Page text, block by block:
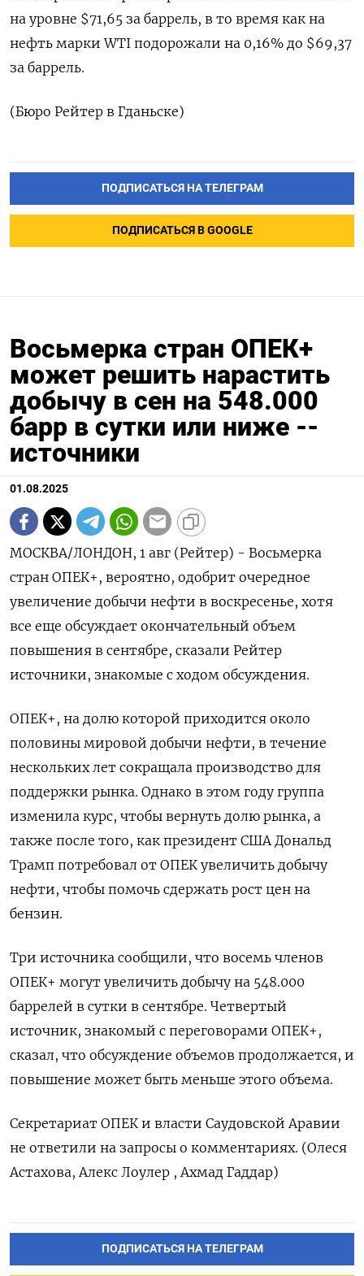
на уровне $71,65 за баррель, в то время как на
нефть марки WTI подорожали на 0,16% до $69,37
за баррель.
(Бюро Рейтер в Гданьске)
ПОДПИСАТЬСЯ НА ТЕЛЕГРАМ
ПОДПИСАТЬСЯ В GOOGLE
Восьмерка стран ОПЕК+
может решить нарастить
добычу в сен на 548.000
барр в сутки или ниже --
источники
01.08.2025
МОСКВА/ЛОНДОН, 1 авг (Рейтер) - Восьмерка
стран ОПЕК+, вероятно, одобрит очередное
увеличение добычи нефти в воскресенье, хотя
все еще обсуждает окончательный объем
повышения в сентябре, сказали Рейтер
источники, знакомые с ходом обсуждения.
ОПЕК+, на долю которой приходится около
половины мировой добычи нефти, в течение
нескольких лет сокращала производство для
поддержки рынка. Однако в этом году группа
изменила курс, чтобы вернуть долю рынка, а
также после того, как президент США Дональд
Трамп потребовал от ОПЕК увеличить добычу
нефти, чтобы помочь сдержать рост цен на
бензин.
Три источника сообщили, что восемь членов
ОПЕК+ могут увеличить добычу на 548.000
баррелей в сутки в сентябре. Четвертый
источник, знакомый с переговорами ОПЕК+,
сказал, что обсуждение объемов продолжается, и
повышение может быть меньше этого объема.
Секретариат ОПЕК и власти Саудовской Аравии
не ответили на запросы о комментариях. (Олеся
Астахова, Алекс Лоулер , Ахмад Гаддар)
ПОДПИСАТЬСЯ НА ТЕЛЕГРАМ